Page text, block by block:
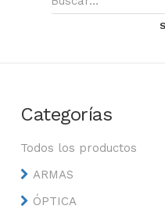
Categorías
Todos los productos
ARMAS
ÓPTICA